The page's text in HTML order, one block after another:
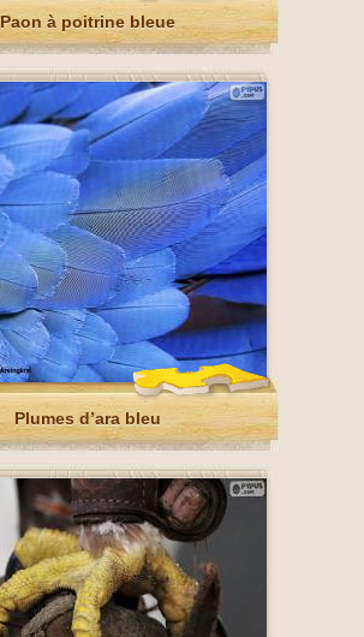
Paon à poitrine bleue
Plumes d’ara bleu